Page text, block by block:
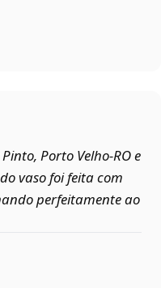
Porto Velho‑RO e
vaso foi feita com
perfeitamente ao